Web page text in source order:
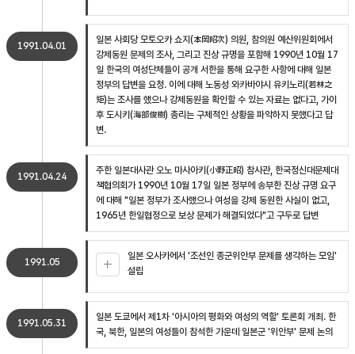
1991.04.01
일본 사회당 모토오카 쇼지(本岡昭次) 의원, 참의원 예산위원회에서
강제동원 문제의 조사, 그리고 진상 규명을 포함해 1990년 10월 17
일 한국의 여성단체들이 공개 서한을 통해 요구한 사항에 대해 일본
정부의 답변을 요청. 이에 대해 노동성 와카바야시 유키노리(若林之
矩)는 조사를 했으나 강제동원을 확인할 수 있는 자료는 없다고, 가이
후 도시키(海部俊樹) 총리는 구체적인 상황을 파악하지 못했다고 답
변.
1991.04.24
주한 일본대사관 오노 마사아키(小野正昭) 참사관, 한국정신대문제대
책협의회가 1990년 10월 17일 일본 정부에 송부한 진상 규명 요구
에 대해 "일본 정부가 조사했으나 여성을 강제 동원한 사실이 없고,
1965년 한일협정으로 보상 문제가 해결되었다"고 구두로 답변
1991.05
일본 오사카에서 '조선인 종군위안부 문제를 생각하는 모임'
설립
1991.05.31
일본 도쿄에서 제1차 '아시아의 평화와 여성의 역할' 토론회 개최. 한
국, 북한, 일본의 여성들이 참석한 가운데 일본군 '위안부' 문제 논의